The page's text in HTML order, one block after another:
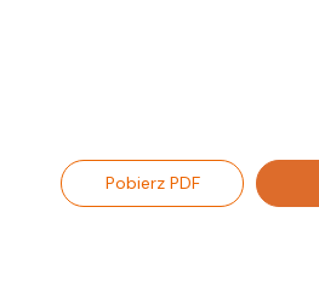
Pobierz PDF